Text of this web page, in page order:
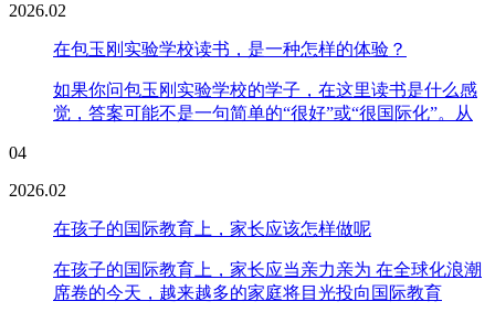
2026.02
在包玉刚实验学校读书，是一种怎样的体验？
如果你问包玉刚实验学校的学子，在这里读书是什么感
觉，答案可能不是一句简单的“很好”或“很国际化”。从
04
2026.02
在孩子的国际教育上，家长应该怎样做呢
在孩子的国际教育上，家长应当亲力亲为 在全球化浪潮
席卷的今天，越来越多的家庭将目光投向国际教育